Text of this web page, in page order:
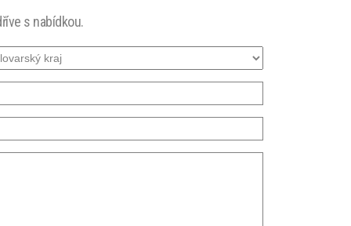
s nabídkou.